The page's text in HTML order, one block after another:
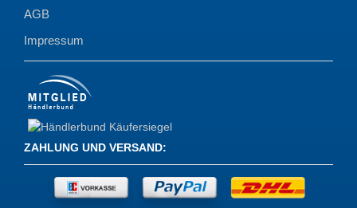
AGB
Impressum
ZAHLUNG UND VERSAND: